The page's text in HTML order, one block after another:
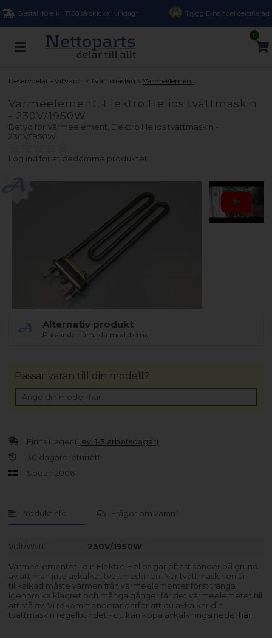
Beställ före kl. 17.00 så skickar vi idag* Trygg E-handel certifierad
0
Reservdelar - vitvaror »Tvättmaskin »Värmeelement
Värmeelement, Elektro Helios tvättmaskin
- 230V/1950W
Betyg förVärmeelement, Elektro Helios tvättmaskin -
230V/1950W
Log ind for at bedømme produktet
Alternativ produkt
Passar de nämnda modellerna.
Produktinfo Frågor om varan?
Volt/Watt 230V/1950W
Värmeelementet i din Elektro Helios går oftast sönder på grund
av att man inte avkalkat tvättmaskinen. När tvättmaskinen är
tillkalkad måste värmen från värmeelementet först tränga
igenom kalklagret och många gånger får det värmeelemetet till
att stå av. Vi rekommenderar därför att du avkalkar din
tvättmaskin regelbundet - du kan köpa avkalkningsmedel här
Finns i lager (Lev. 1-3 arbetsdagar)
30 dagars returrätt
Sedan 2006
Passar varan till din modell?